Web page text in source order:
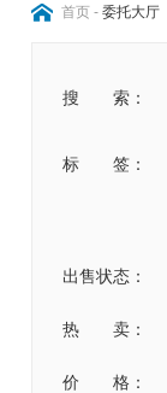
首页 - 委托大厅
搜 索：
标 签：
出售状态：
热 卖：
价 格：